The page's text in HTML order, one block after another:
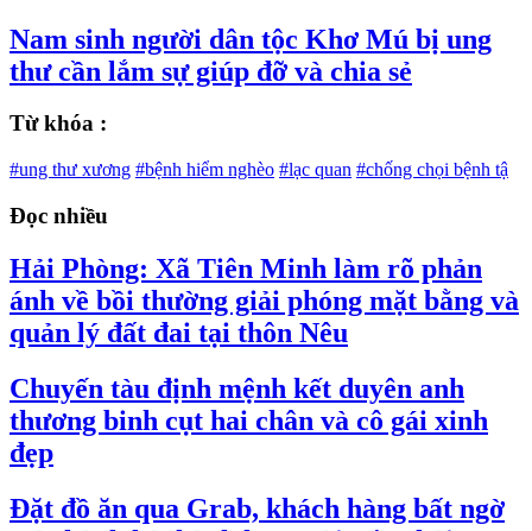
Nam sinh người dân tộc Khơ Mú bị ung
thư cần lắm sự giúp đỡ và chia sẻ
Từ khóa :
#ung thư xương #bệnh hiểm nghèo #lạc quan #chống chọi bệnh tậ
Đọc nhiều
Hải Phòng: Xã Tiên Minh làm rõ phản
ánh về bồi thường giải phóng mặt bằng và
quản lý đất đai tại thôn Nêu
Chuyến tàu định mệnh kết duyên anh
thương binh cụt hai chân và cô gái xinh
đẹp
Đặt đồ ăn qua Grab, khách hàng bất ngờ